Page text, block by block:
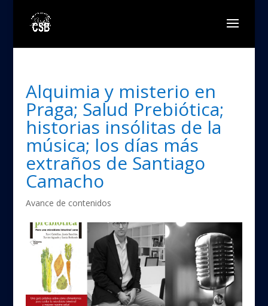
Alquimia y misterio en
Praga; Salud Prebiótica;
historias insólitas de la
música; los días más
extraños de Santiago
Camacho
Avance de contenidos